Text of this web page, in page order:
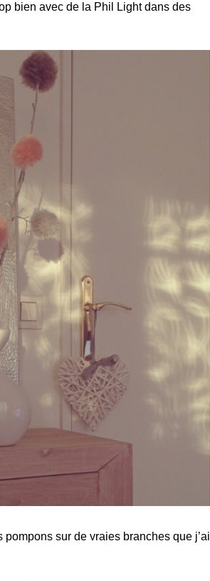
bien avec de la Phil Light dans des
sur de vraies branches que j’ai